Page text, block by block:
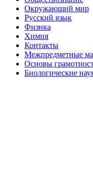
Окружающий мир
Русский язык
Физика
Химия
Контакты
Межпредметные
Основы
Биологические